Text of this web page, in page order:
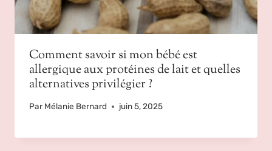
Comment savoir si mon bébé est
allergique aux protéines de lait et quelles
alternatives privilégier ?
Par Mélanie Bernard juin 5, 2025